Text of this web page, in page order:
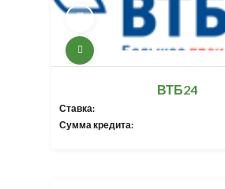
ВТБ24
Ставка:
Сумма кредита: